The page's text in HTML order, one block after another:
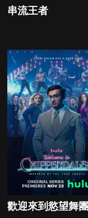
串流王者
歡迎來到慾望舞團